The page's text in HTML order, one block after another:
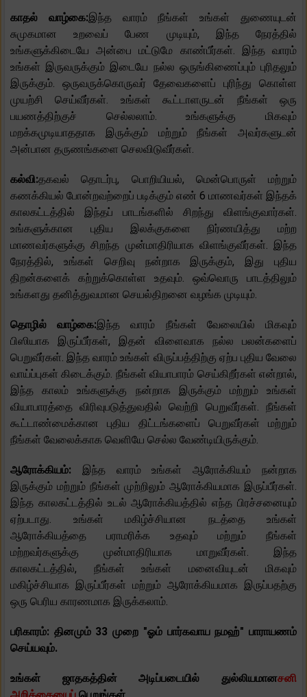
காதல் வாழ்கை:இந்த வாரம் நீங்கள் உங்கள் துணையுடன்
சுமுகமான உறவைப் பேண முடியும், இந்த நேரத்தில்
உங்களுக்கிடையே அன்பை மட்டுமே காண்பீர்கள். இந்த வாரம்
உங்கள் இருவருக்கும் இடையே நல்ல ஒருங்கிணைப்பும் புரிதலும்
இருக்கும். ஒருவருக்கொருவர் தேவைகளைப் புரிந்து கொள்ள
முயற்சி செய்வீர்கள். உங்கள் கூட்டாளருடன் நீங்கள் ஒரு
பயணத்திற்குச் செல்லலாம். உங்களுக்கு மிகவும்
மறக்கமுடியாததாக இருக்கும் மற்றும் நீங்கள் அவர்களுடன்
அன்பான தருணங்களை செலவிடுவீர்கள்.
கல்வி:தகவல் தொடர்பு, பொறியியல், மென்பொருள் மற்றும்
கணக்கியல் போன்றவற்றைப் படிக்கும் எண் 6 மாணவர்கள் இந்தக்
காலகட்டத்தில் இந்தப் பாடங்களில் சிறந்து விளங்குவார்கள்.
உங்களுக்கான புதிய இலக்குகளை நிர்ணயித்து மற்ற
மாணவர்களுக்கு சிறந்த முன்மாதிரியாக விளங்குவீர்கள். இந்த
நேரத்தில், உங்கள் செறிவு நன்றாக இருக்கும், இது புதிய
திறன்களைக் கற்றுக்கொள்ள உதவும். ஒவ்வொரு பாடத்திலும்
உங்களது தனித்துவமான செயல்திறனை வழங்க முடியும்.
தொழில் வாழ்கை:இந்த வாரம் நீங்கள் வேலையில் மிகவும்
பிஸியாக இருப்பீர்கள், இதன் விளைவாக நல்ல பலன்களைப்
பெறுவீர்கள். இந்த வாரம் உங்கள் விருப்பத்திற்கு ஏற்ப புதிய வேலை
வாய்ப்புகள் கிடைக்கும். நீங்கள் வியாபாரம் செய்கிறீர்கள் என்றால்,
இந்த காலம் உங்களுக்கு நன்றாக இருக்கும் மற்றும் உங்கள்
வியாபாரத்தை விரிவுபடுத்துவதில் வெற்றி பெறுவீர்கள். நீங்கள்
கூட்டாண்மைக்கான புதிய திட்டங்களைப் பெறுவீர்கள் மற்றும்
நீங்கள் வேலைக்காக வெளியே செல்ல வேண்டியிருக்கும்.
ஆரோக்கியம்: இந்த வாரம் உங்கள் ஆரோக்கியம் நன்றாக
இருக்கும் மற்றும் நீங்கள் முற்றிலும் ஆரோக்கியமாக இருப்பீர்கள்.
இந்த காலகட்டத்தில் உடல் ஆரோக்கியத்தில் எந்த பிரச்சனையும்
ஏற்படாது. உங்கள் மகிழ்ச்சியான நடத்தை உங்கள்
ஆரோக்கியத்தை பராமரிக்க உதவும் மற்றும் நீங்கள்
மற்றவர்களுக்கு முன்மாதிரியாக மாறுவீர்கள். இந்த
காலகட்டத்தில், நீங்கள் உங்கள் மனைவியுடன் மிகவும்
மகிழ்ச்சியாக இருப்பீர்கள் மற்றும் ஆரோக்கியமாக இருப்பதற்கு
ஒரு பெரிய காரணமாக இருக்கலாம்.
பரிகாரம்: தினமும் 33 முறை "ஓம் பார்கவாய நமஹ்" பாராயணம்
செய்யவும்.
உங்கள் ஜாதகத்தின் அடிப்படையில் துல்லியமானசனி